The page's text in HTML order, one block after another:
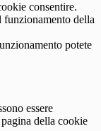
consentire.
funzionamento della
potete
essere
della cookie